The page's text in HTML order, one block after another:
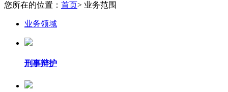
您所在的位置： 首页> 业务范围
业务领域
刑事辩护